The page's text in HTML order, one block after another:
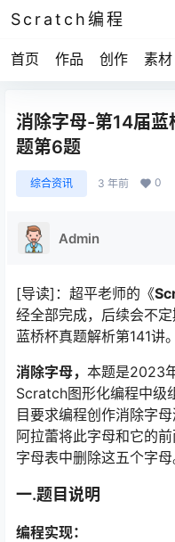
Scratch编程
首页 作品 创作 素材
消除字母-第14届
题第6题
综合资讯 3 年前 0
Admin
[导读]：超平老师的《
经全部完成，后续会不
蓝桥杯真题解析第141讲。
消除字母， 本题是2023
Scratch图形化编程中级
目要求编程创作消除字
阿拉蕾将此字母和它的
字母表中删除这五个字
一.题目说明
编程实现：